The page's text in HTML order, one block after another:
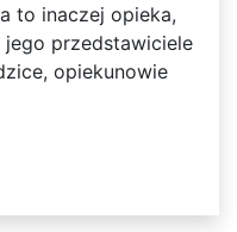
to inaczej opieka,
jego przedstawiciele
opiekunowie